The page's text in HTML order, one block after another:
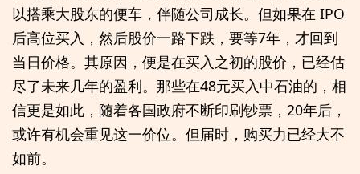
以搭乘大股东的便车，伴随公司成长。但如果在 IPO
后高位买入，然后股价一路下跌，要等7年，才回到
当日价格。其原因，便是在买入之初的股价，已经估
尽了未来几年的盈利。那些在48元买入中石油的，相
信更是如此，随着各国政府不断印刷钞票，20年后，
或许有机会重见这一价位。但届时，购买力已经大不
如前。